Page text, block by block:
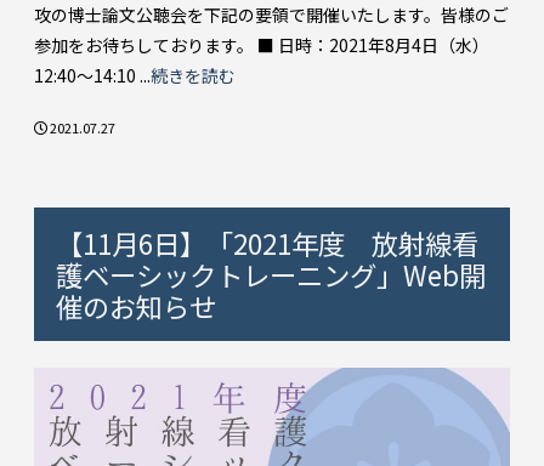
攻の博士論文公聴会を下記の要領で開催いたします。皆様のご
参加をお待ちしております。 ■ 日時：2021年8月4日（水）
12:40〜14:10 ...続きを読む
2021.07.27
【11月6日】「2021年度 放射線看
護ベーシックトレーニング」Web開
催のお知らせ